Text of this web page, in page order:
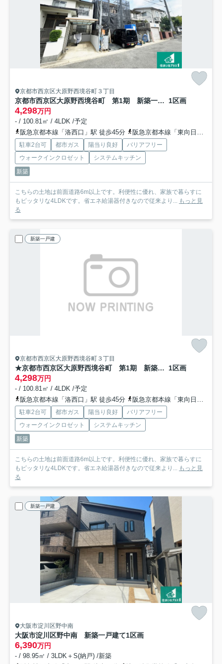
京都市西京区大原野西境谷町３丁目
京都市西京区大原野西境谷町 第1期 新築一戸建て 1区画
4,298万円
- / 100.81㎡ / 4LDK /予定
阪急京都本線「洛西口」駅 徒歩45分
阪急京都本線「東向日」駅 徒歩49分
駐車2台可 都市ガス 陽当り良好
バリアフリー
ウォークインクロゼット
システムキッチン
新築
こちらの土地は前面道路6m以上です。利便性に優れ、家族で暮らすに
もピッタリな4LDKです。省エネ給湯器付きなので従来より...
もっと見
る
新築一戸建
京都市西京区大原野西境谷町３丁目
★京都市西京区大原野西境谷町 第1期 新築一戸建て 1区画
4,298万円
- / 100.81㎡ / 4LDK /予定
阪急京都本線「洛西口」駅 徒歩45分
阪急京都本線「東向日」駅 徒歩49分
駐車2台可 都市ガス 陽当り良好
バリアフリー
ウォークインクロゼット
システムキッチン
新築
こちらの土地は前面道路6m以上です。利便性に優れ、家族で暮らすに
もピッタリな4LDKです。省エネ給湯器付きなので従来より...
もっと見
る
新築一戸建
大阪市淀川区野中南
大阪市淀川区野中南 新築一戸建て1区画
6,390万円
- / 98.95㎡ / 3LDK＋S(納戸) /新築